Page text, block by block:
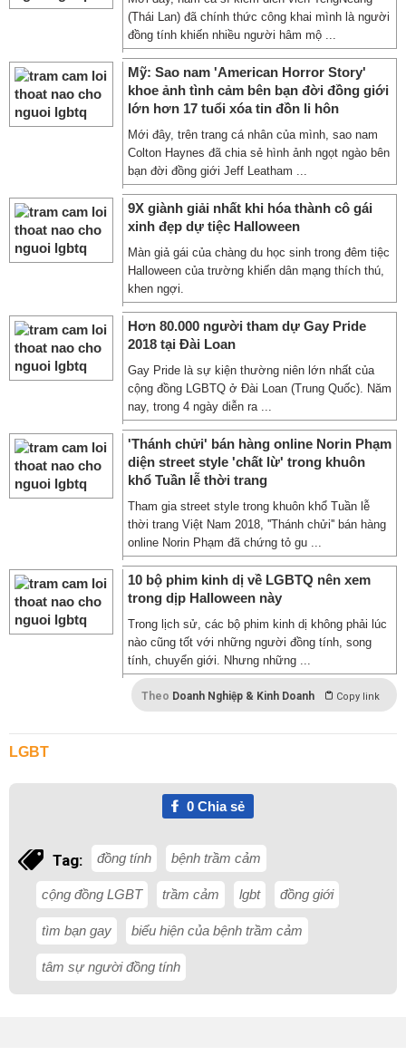
(Thái Lan) đã chính thức công khai mình là người
đồng tính khiến nhiều người hâm mộ ...
Mỹ: Sao nam 'American Horror Story'
khoe ảnh tình cảm bên bạn đời đồng giới
lớn hơn 17 tuổi xóa tin đồn li hôn
Mới đây, trên trang cá nhân của mình, sao nam
Colton Haynes đã chia sẻ hình ảnh ngọt ngào bên
bạn đời đồng giới Jeff Leatham ...
9X giành giải nhất khi hóa thành cô gái
xinh đẹp dự tiệc Halloween
Màn giả gái của chàng du học sinh trong đêm tiệc
Halloween của trường khiến dân mạng thích thú,
khen ngợi.
Hơn 80.000 người tham dự Gay Pride
2018 tại Đài Loan
Gay Pride là sự kiện thường niên lớn nhất của
cộng đồng LGBTQ ở Đài Loan (Trung Quốc). Năm
nay, trong 4 ngày diễn ra ...
'Thánh chửi' bán hàng online Norin Phạm
diện street style 'chất lừ' trong khuôn
khổ Tuần lễ thời trang
Tham gia street style trong khuôn khổ Tuần lễ
thời trang Việt Nam 2018, ''Thánh chửi'' bán hàng
online Norin Phạm đã chứng tỏ gu ...
10 bộ phim kinh dị về LGBTQ nên xem
trong dịp Halloween này
Trong lịch sử, các bộ phim kinh dị không phải lúc
nào cũng tốt với những người đồng tính, song
tính, chuyển giới. Nhưng những ...
Theo Doanh Nghiệp & Kinh Doanh Copy link
LGBT
0Chia sẻ
Tag: đồng tính bệnh trầm cảm
cộng đồng LGBT trầm cảm lgbt đồng giới
tìm bạn gay biểu hiện của bệnh trầm cảm
tâm sự người đồng tính